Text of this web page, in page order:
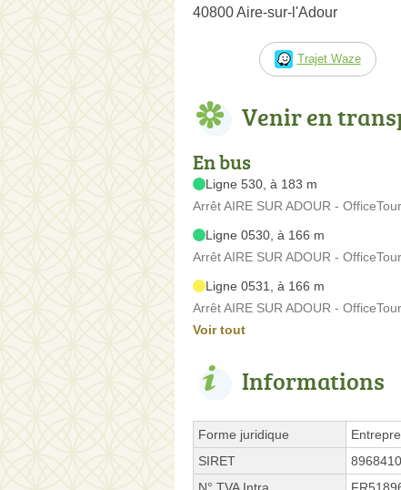
40800 Aire-sur-l'Adour
Trajet Waze
Venir en
En bus
Ligne 530, à 183 m
Arrêt AIRE SUR ADOUR -
Ligne 0530, à 166 m
Arrêt AIRE SUR ADOUR -
Ligne 0531, à 166 m
Arrêt AIRE SUR ADOUR -
Voir tout
Informations
Forme juridique
SIRET
N° TVA Intra.